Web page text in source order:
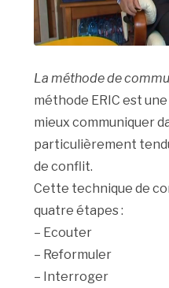
La méthode de
méthode ERIC est
mieux communiquer
particulièrement
de conflit.
Cette technique de
quatre étapes :
– Ecouter
– Reformuler
– Interroger